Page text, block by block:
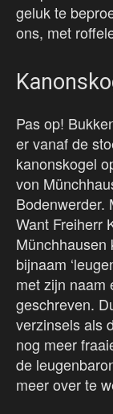
geluk te
ons, met
Pas op!
er vanaf de
kanonskogel
von
Bodenwerder.
Want Freiherr
Münchhausen
bijnaam
met zijn naam
geschreven.
verzinsels als
nog meer
de
meer over te